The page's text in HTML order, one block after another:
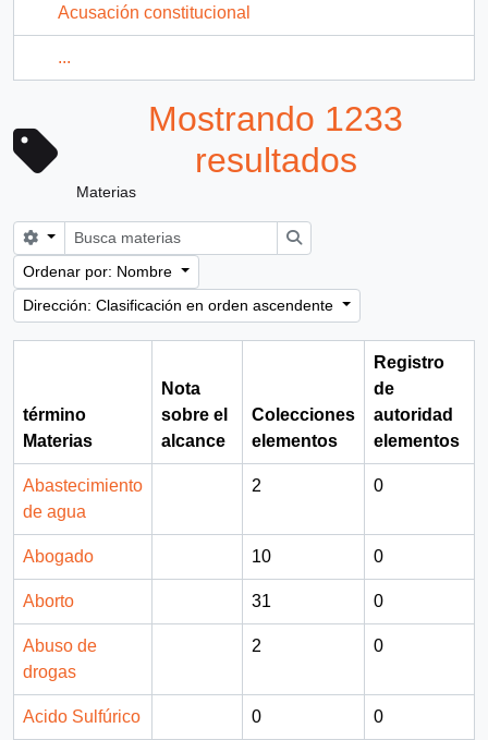
Acusación constitucional
...
Mostrando 1233
resultados
Materias
Search options
Ordenar por: Nombre
Dirección: Clasificación en orden ascendente
término
Materias
Nota
sobre el
alcance
Colecciones
elementos
Registro
de
autoridad
elementos
Abastecimiento
de agua
2 0
Abogado 10 0
Aborto 31 0
Abuso de
drogas
2 0
Acido Sulfúrico 0 0